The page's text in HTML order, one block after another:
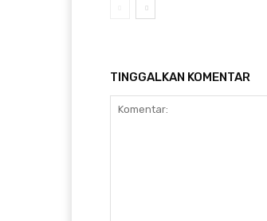
TINGGALKAN KOMENTAR